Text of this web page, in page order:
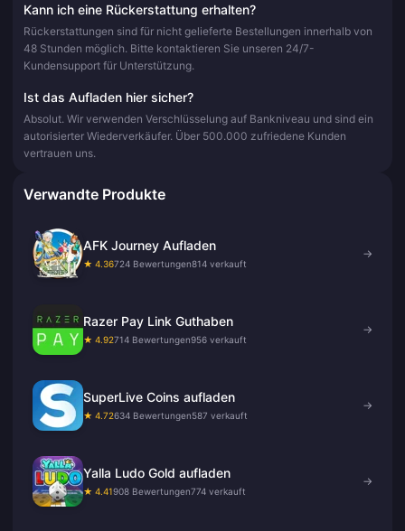
Kann ich eine Rückerstattung erhalten?
Rückerstattungen sind für nicht gelieferte Bestellungen innerhalb von
48 Stunden möglich. Bitte kontaktieren Sie unseren 24/7-
Kundensupport für Unterstützung.
Ist das Aufladen hier sicher?
Absolut. Wir verwenden Verschlüsselung auf Bankniveau und sind ein
autorisierter Wiederverkäufer. Über 500.000 zufriedene Kunden
vertrauen uns.
Verwandte Produkte
AFK Journey Aufladen
★ 4.36724 Bewertungen814 verkauft
→
Razer Pay Link Guthaben
★ 4.92714 Bewertungen956 verkauft
→
SuperLive Coins aufladen
★ 4.72634 Bewertungen587 verkauft
→
Yalla Ludo Gold aufladen
★ 4.41908 Bewertungen774 verkauft
→